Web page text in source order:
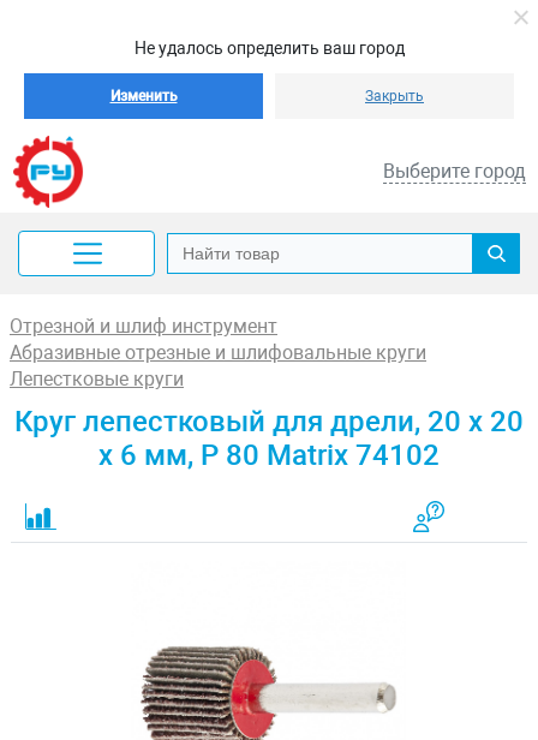
Не удалось определить ваш город
Изменить Закрыть
Выберите город
Отрезной и шлиф инструмент
Абразивные отрезные и шлифовальные круги
Лепестковые круги
Круг лепестковый для дрели, 20 х 20
х 6 мм, P 80 Matrix 74102